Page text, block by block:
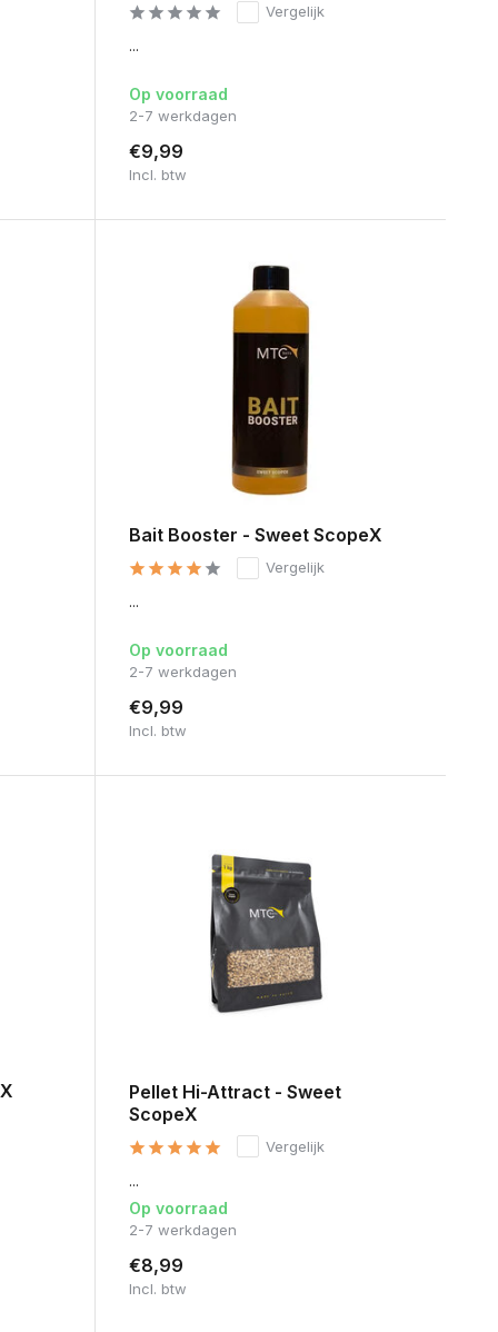
Vergelijk
...
Op voorraad
2-7 werkdagen
€9,99
Incl. btw
Bait Booster - Sweet ScopeX
Vergelijk
...
Op voorraad
2-7 werkdagen
€9,99
Incl. btw
Pellet Hi-Attract - Sweet
ScopeX
Vergelijk
...
Op voorraad
2-7 werkdagen
€8,99
Incl. btw